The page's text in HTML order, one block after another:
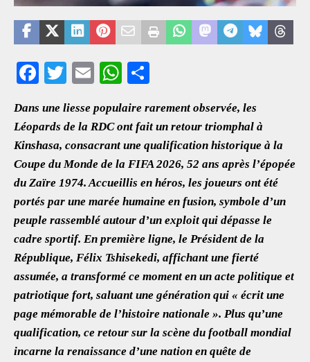
F
eb
oo
k
T
tt
er
E
ai
l
W
at
s
A
p
p
ar
e
Dans une liesse populaire rarement observée, les
Léopards de la RDC ont fait un retour triomphal à
Kinshasa, consacrant une qualification historique à la
Coupe du Monde de la FIFA 2026, 52 ans après l’épopée
du Zaïre 1974. Accueillis en héros, les joueurs ont été
portés par une marée humaine en fusion, symbole d’un
peuple rassemblé autour d’un exploit qui dépasse le
cadre sportif. En première ligne, le Président de la
République, Félix Tshisekedi, affichant une fierté
assumée, a transformé ce moment en un acte politique et
patriotique fort, saluant une génération qui « écrit une
page mémorable de l’histoire nationale ». Plus qu’une
qualification, ce retour sur la scène du football mondial
incarne la renaissance d’une nation en quête de